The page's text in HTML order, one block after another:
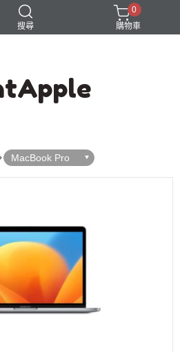
搜尋
0
購物車
MacBook Pro